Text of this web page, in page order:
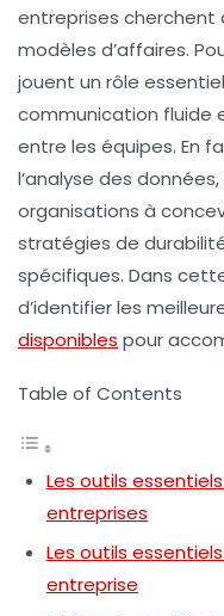
entreprises cherchent
modèles d’affaires.
jouent un rôle
communication fluide
entre les équipes. En
l’analyse des
organisations à
stratégies de
spécifiques. Dans
d’identifier les
disponibles pour
Table of Contents
Les outils
entreprises
Les outils
entreprise